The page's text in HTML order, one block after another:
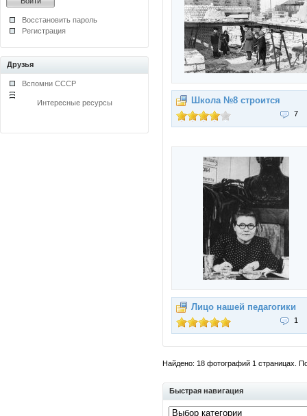
Восстановить пароль
Регистрация
Друзья
Вспомни СССР
Интересные ресурсы Школа №8 строится
7
Лицо нашей педагогики
1
Найдено: 18 фотографий 1 страницах.
Быстрая навигация